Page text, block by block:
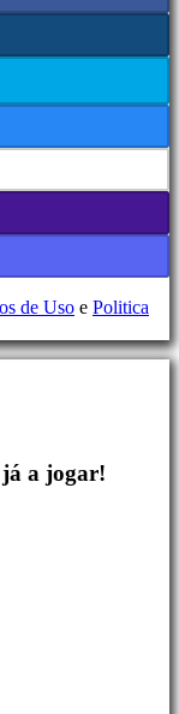
de Uso e Politica
já a jogar!